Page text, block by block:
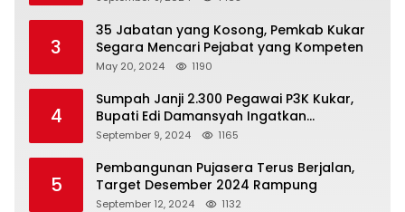
3
35 Jabatan yang Kosong, Pemkab Kukar
Segara Mencari Pejabat yang Kompeten
May 20, 2024 1190
4
Sumpah Janji 2.300 Pegawai P3K Kukar,
Bupati Edi Damansyah Ingatkan
Tanggung Jawab Baru
September 9, 2024 1165
5
Pembangunan Pujasera Terus Berjalan,
Target Desember 2024 Rampung
September 12, 2024 1132